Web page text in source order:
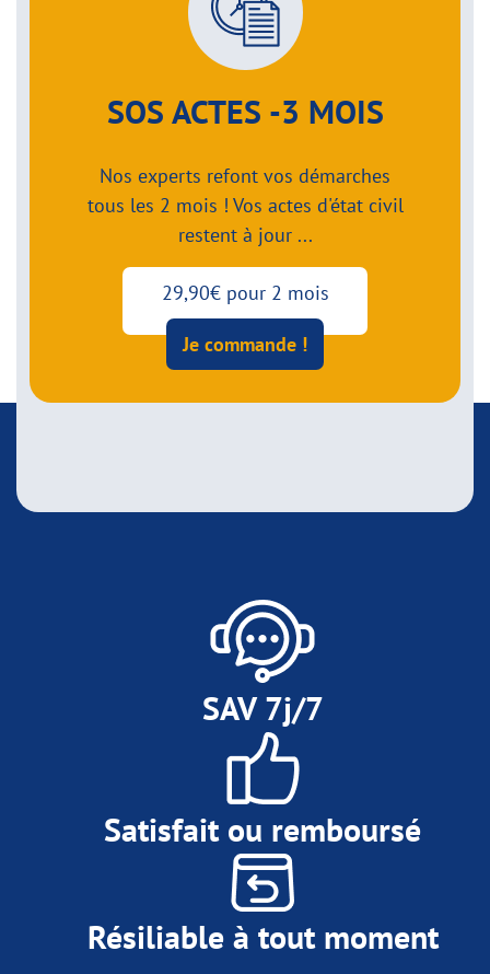
SOS ACTES -3 MOIS
Nos experts refont vos démarches
tous les 2 mois ! Vos actes d'état civil
restent à jour ...
29,90€ pour 2 mois
Je commande !
SAV 7j/7
Satisfait ou remboursé
Résiliable à tout moment